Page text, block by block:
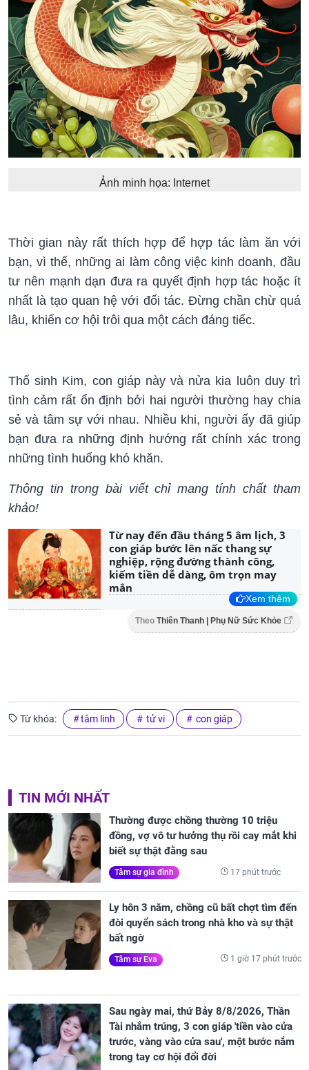
Ảnh minh họa: Internet
Thời gian này rất thích hợp để hợp tác làm ăn với
bạn, vì thế, những ai làm công việc kinh doanh, đầu
tư nên mạnh dạn đưa ra quyết định hợp tác hoặc ít
nhất là tạo quan hệ với đối tác. Đừng chần chừ quá
lâu, khiến cơ hội trôi qua một cách đáng tiếc.
Thổ sinh Kim, con giáp này và nửa kia luôn duy trì
tình cảm rất ổn định bởi hai người thường hay chia
sẻ và tâm sự với nhau. Nhiều khi, người ấy đã giúp
bạn đưa ra những định hướng rất chính xác trong
những tình huống khó khăn.
Thông tin trong bài viết chỉ mang tính chất tham
khảo!
Từ nay đến đầu tháng 5 âm lịch, 3
con giáp bước lên nấc thang sự
nghiệp, rộng đường thành công,
kiếm tiền dễ dàng, ôm trọn may
mắn
Xem thêm
Theo Thiên Thanh | Phụ Nữ Sức Khỏe
Từ khóa: tâm linh tử vi con giáp
TIN MỚI NHẤT
Thường được chồng thường 10 triệu
đồng, vợ vô tư hưởng thụ rồi cay mắt khi
biết sự thật đằng sau
Tâm sự gia đình 17 phút trước
Ly hôn 3 năm, chồng cũ bất chợt tìm đến
đòi quyển sách trong nhà kho và sự thật
bất ngờ
Tâm sự Eva 1 giờ 17 phút trước
Sau ngày mai, thứ Bảy 8/8/2026, Thần
Tài nhắm trúng, 3 con giáp 'tiền vào cửa
trước, vàng vào cửa sau', một bước nắm
trong tay cơ hội đổi đời